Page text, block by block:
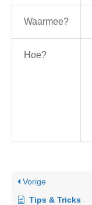
Waarmee?
Hoe?
Vorige
Tips & Tricks